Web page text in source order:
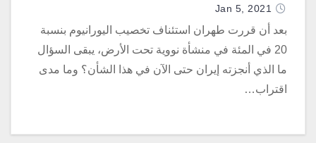
Jan 5, 2021
بعد أن قررت طهران استئناف تخصيب اليورانيوم بنسبة
20 في المئة في منشأة نووية تحت الأرض، يبقى السؤال
ما الذي أنجزته إيران حتى الآن في هذا الشأن؟ وما مدى
اقتراب…